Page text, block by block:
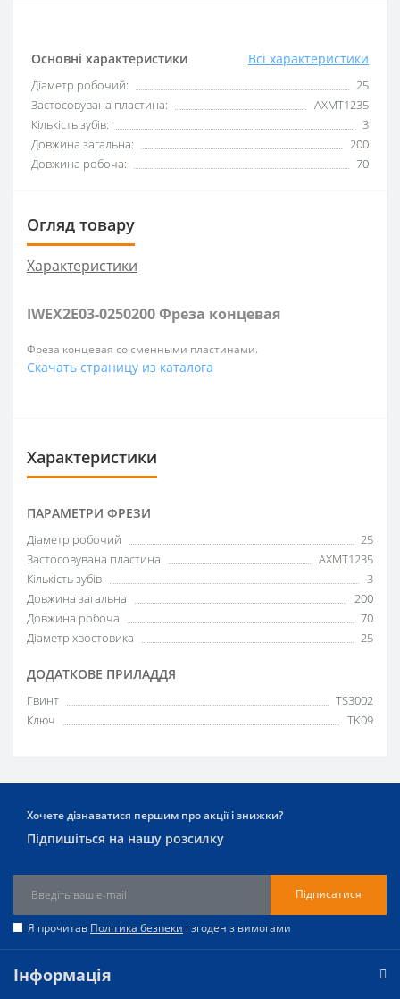
Основні характеристики Всі характеристики
Діаметр робочий:
25
Застосовувана пластина:
AXMT1235
Кількість зубів:
3
Довжина загальна:
200
Довжина робоча:
70
Огляд товару
Характеристики
IWEX2E03-0250200 Фреза концевая
Фреза концевая со сменными пластинами.
Скачать страницу из каталога
Характеристики
ПАРАМЕТРИ ФРЕЗИ
Діаметр робочий
25
Застосовувана пластина
AXMT1235
Кількість зубів
3
Довжина загальна
200
Довжина робоча
70
Діаметр хвостовика
25
ДОДАТКОВЕ ПРИЛАДДЯ
Гвинт
TS3002
Ключ
TK09
Хочете дізнаватися першим про акції і знижки?
Підпишіться на нашу розсилку
Підписатися
Я прочитав Політика безпеки і згоден з вимогами
Інформація